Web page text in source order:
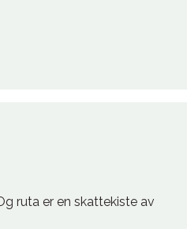
ruta er en skattekiste av